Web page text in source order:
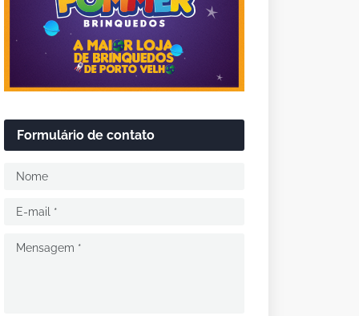
Formulário de contato